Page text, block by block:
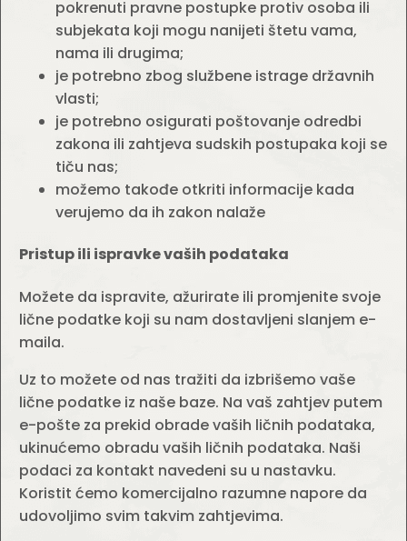
pokrenuti pravne postupke protiv osoba ili
subjekata koji mogu nanijeti štetu vama,
nama ili drugima;
je potrebno zbog službene istrage državnih
vlasti;
je potrebno osigurati poštovanje odredbi
zakona ili zahtjeva sudskih postupaka koji se
tiču nas;
možemo takođe otkriti informacije kada
verujemo da ih zakon nalaže
Pristup ili ispravke vaših podataka
Možete da ispravite, ažurirate ili promjenite svoje
lične podatke koji su nam dostavljeni slanjem e-
maila.
Uz to možete od nas tražiti da izbrišemo vaše
lične podatke iz naše baze. Na vaš zahtjev putem
e-pošte za prekid obrade vaših ličnih podataka,
ukinućemo obradu vaših ličnih podataka. Naši
podaci za kontakt navedeni su u nastavku.
Koristit ćemo komercijalno razumne napore da
udovoljimo svim takvim zahtjevima.